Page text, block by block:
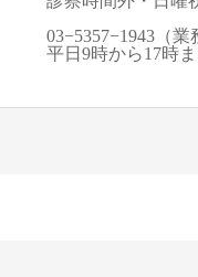
03−5357−1943（
平日9時から17時